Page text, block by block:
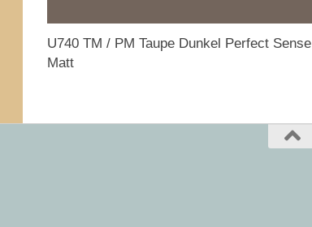
U740 TM / PM Taupe Dunkel Perfect Sense
Matt